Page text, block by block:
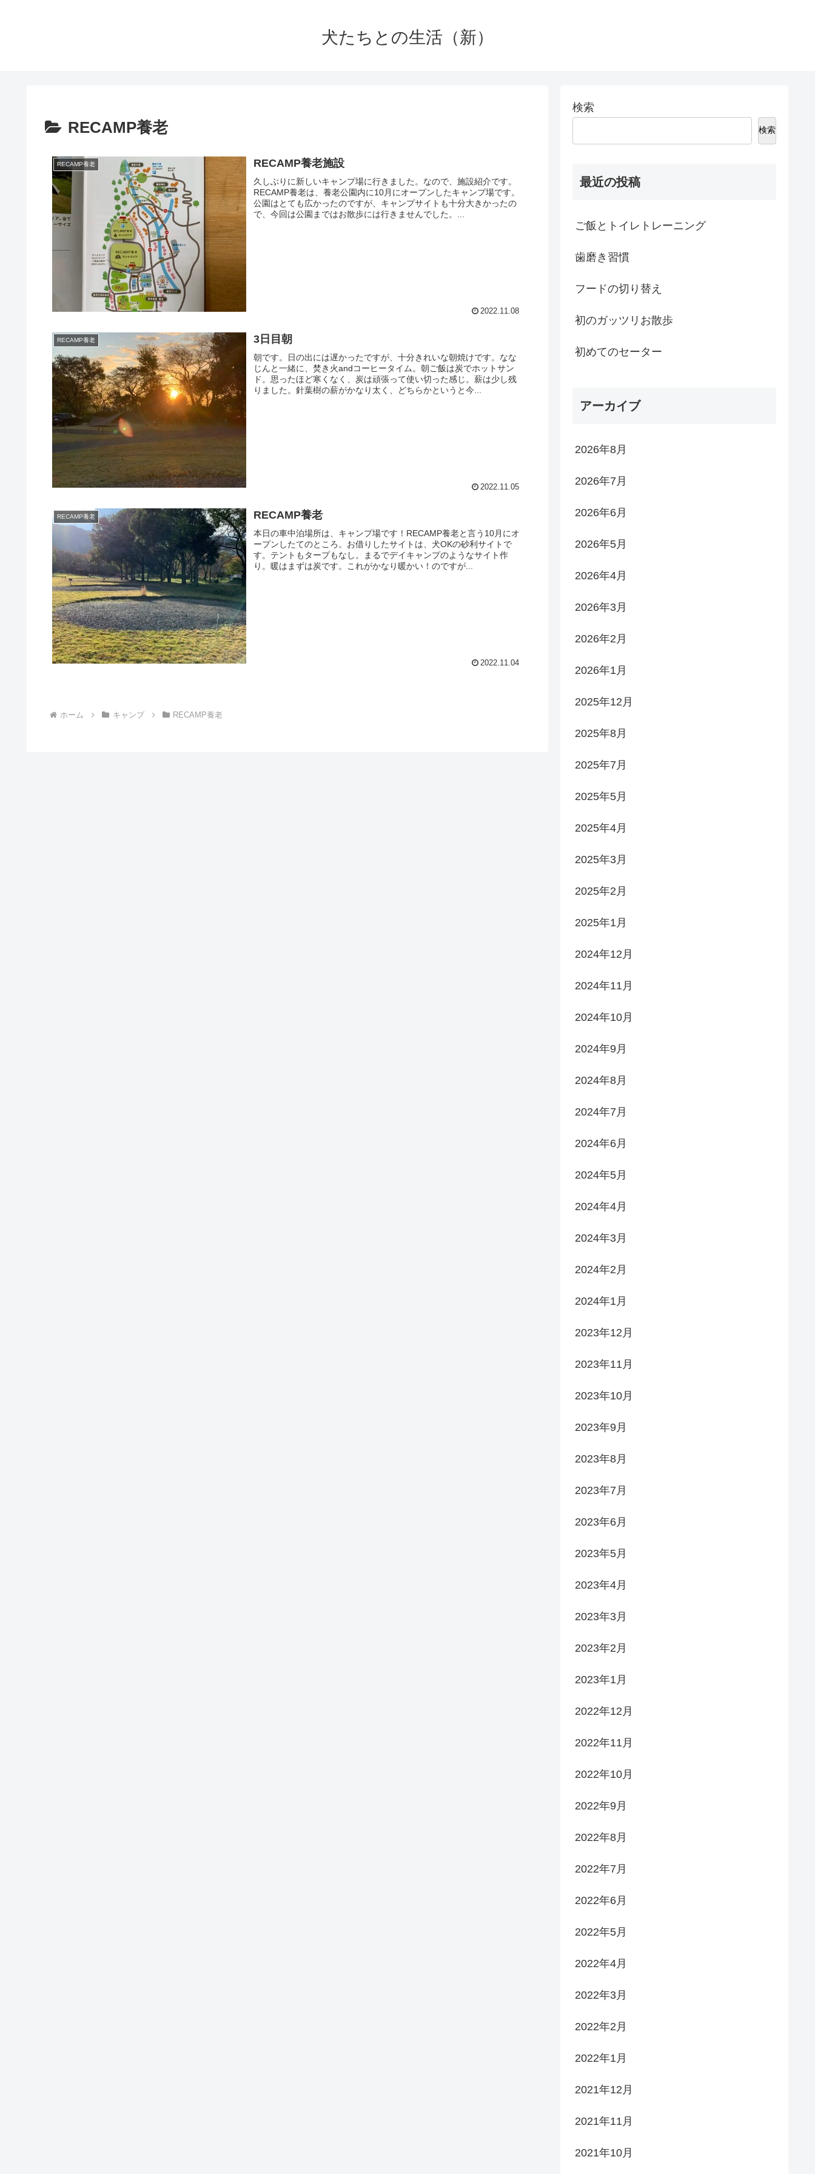
犬たちとの生活（新）
RECAMP養老
RECAMP養老 RECAMP養老施設
久しぶりに新しいキャンプ場に行きました。なので、施設紹介です。
RECAMP養老は、養老公園内に10月にオープンしたキャンプ場です。
公園はとても広かったのですが、キャンプサイトも十分大きかったの
で、今回は公園まではお散歩には行きませんでした。...
2022.11.08
RECAMP養老 3日目朝
朝です。日の出には遅かったですが、十分きれいな朝焼けです。なな
じんと一緒に、焚き火andコーヒータイム。朝ご飯は炭でホットサン
ド。思ったほど寒くなく、炭は頑張って使い切った感じ。薪は少し残
りました。針葉樹の薪がかなり太く、どちらかというと今...
2022.11.05
RECAMP養老 RECAMP養老
本日の車中泊場所は、キャンプ場です！RECAMP養老と言う10月にオ
ープンしたてのところ。お借りしたサイトは、犬OKの砂利サイトで
す。テントもタープもなし。まるでデイキャンプのようなサイト作
り。暖はまずは炭です。これがかなり暖かい！のですが...
2022.11.04
ホーム キャンプ RECAMP養老
検索
検索
最近の投稿
ご飯とトイレトレーニング
歯磨き習慣
フードの切り替え
初のガッツリお散歩
初めてのセーター
アーカイブ
2026年8月
2026年7月
2026年6月
2026年5月
2026年4月
2026年3月
2026年2月
2026年1月
2025年12月
2025年8月
2025年7月
2025年5月
2025年4月
2025年3月
2025年2月
2025年1月
2024年12月
2024年11月
2024年10月
2024年9月
2024年8月
2024年7月
2024年6月
2024年5月
2024年4月
2024年3月
2024年2月
2024年1月
2023年12月
2023年11月
2023年10月
2023年9月
2023年8月
2023年7月
2023年6月
2023年5月
2023年4月
2023年3月
2023年2月
2023年1月
2022年12月
2022年11月
2022年10月
2022年9月
2022年8月
2022年7月
2022年6月
2022年5月
2022年4月
2022年3月
2022年2月
2022年1月
2021年12月
2021年11月
2021年10月